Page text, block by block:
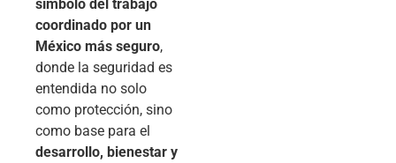
símbolo del trabajo
coordinado por un
México más seguro,
donde la seguridad es
entendida no solo
como protección, sino
como base para el
desarrollo, bienestar y